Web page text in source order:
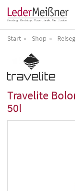
Start Shop
Travelite
50l